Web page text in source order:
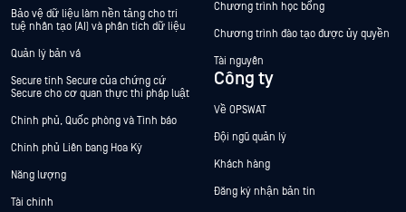
Bảo vệ dữ liệu làm nền tảng cho trí
tuệ nhân tạo (AI) và phân tích dữ liệu
Quản lý bản vá
Secure tính Secure của chứng cứ
Secure cho cơ quan thực thi pháp luật
Chính phủ, Quốc phòng và Tình báo
Chính phủ Liên bang Hoa Kỳ
Năng lượng
Tài chính
Chương trình học bổng
Chương trình đào tạo được ủy quyền
Tài nguyên
Công ty
Về OPSWAT
Đội ngũ quản lý
Khách hàng
Đăng ký nhận bản tin